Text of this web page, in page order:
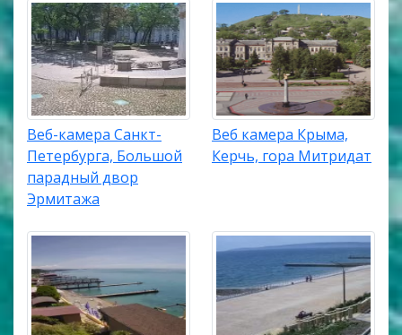
Веб-камера Санкт-
Петербурга, Большой
парадный двор
Эрмитажа
Веб камера Крыма,
Керчь, гора Митридат